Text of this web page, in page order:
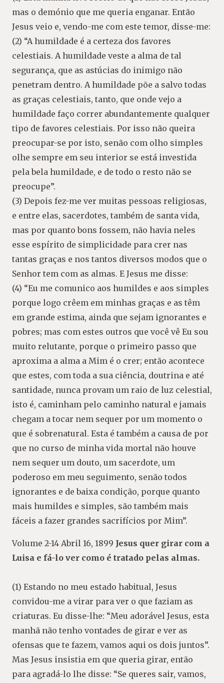
mas o demónio que me queria enganar. Então
Jesus veio e, vendo-me com este temor, disse-me:
(2) “A humildade é a certeza dos favores
celestiais. A humildade veste a alma de tal
segurança, que as astúcias do inimigo não
penetram dentro. A humildade põe a salvo todas
as graças celestiais, tanto, que onde vejo a
humildade faço correr abundantemente qualquer
tipo de favores celestiais. Por isso não queira
preocupar-se por isto, senão com olho simples
olhe sempre em seu interior se está investida
pela bela humildade, e de todo o resto não se
preocupe”.
(3) Depois fez-me ver muitas pessoas religiosas,
e entre elas, sacerdotes, também de santa vida,
mas por quanto bons fossem, não havia neles
esse espírito de simplicidade para crer nas
tantas graças e nos tantos diversos modos que o
Senhor tem com as almas. E Jesus me disse:
(4) “Eu me comunico aos humildes e aos simples
porque logo crêem em minhas graças e as têm
em grande estima, ainda que sejam ignorantes e
pobres; mas com estes outros que você vê Eu sou
muito relutante, porque o primeiro passo que
aproxima a alma a Mim é o crer; então acontece
que estes, com toda a sua ciência, doutrina e até
santidade, nunca provam um raio de luz celestial,
isto é, caminham pelo caminho natural e jamais
chegam a tocar nem sequer por um momento o
que é sobrenatural. Esta é também a causa de por
que no curso de minha vida mortal não houve
nem sequer um douto, um sacerdote, um
poderoso em meu seguimento, senão todos
ignorantes e de baixa condição, porque quanto
mais humildes e simples, são também mais
fáceis a fazer grandes sacrifícios por Mim”.
Volume 2-14 Abril 16, 1899 Jesus quer girar com a
Luisa e fá-lo ver como é tratado pelas almas.
(1) Estando no meu estado habitual, Jesus
convidou-me a virar para ver o que faziam as
criaturas. Eu disse-lhe: “Meu adorável Jesus, esta
manhã não tenho vontades de girar e ver as
ofensas que te fazem, vamos aqui os dois juntos”.
Mas Jesus insistia em que queria girar, então
para agradá-lo lhe disse: “Se queres sair, vamos,